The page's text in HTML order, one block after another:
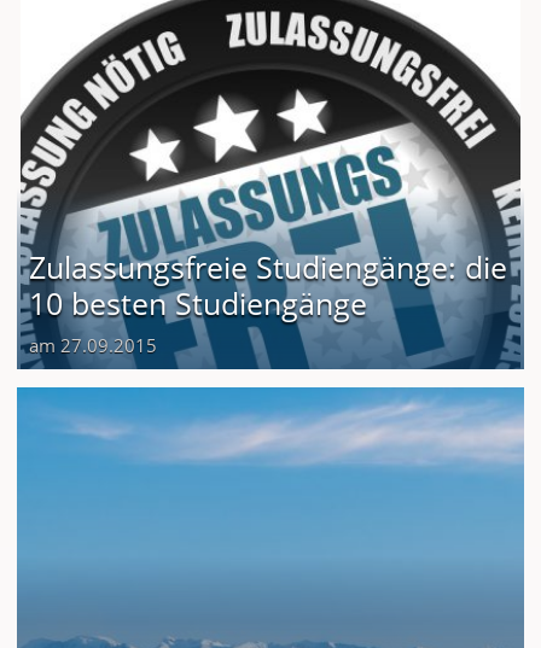
Zulassungsfreie Studiengänge: die
10 besten Studiengänge
am 27.09.2015